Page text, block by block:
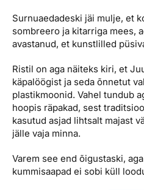
Surnuaedadeski jäi mulje, et
sombreero ja kitarriga mees,
avastanud, et kunstlilled
Ristil on aga näiteks kiri, et
käpalöögist ja seda õnnetut
plastikmoonid. Vahel tundub
hoopis räpakad, sest
kasutud asjad lihtsalt majast
jälle vaja minna.
Varem see end õigustaski,
kummisaapad ei sobi küll